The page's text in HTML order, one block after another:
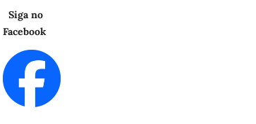
Siga no
Facebook